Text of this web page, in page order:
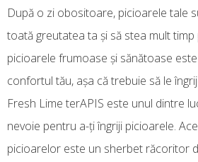
După o zi obositoare, picioarele tale
toată greutatea ta și să stea mult
picioarele frumoase și sănătoase
confortul tău, așa că trebuie să le
Fresh Lime terAPIS este unul dintre
nevoie pentru a-ți îngriji picioarele.
picioarelor este un sherbet răcoritor